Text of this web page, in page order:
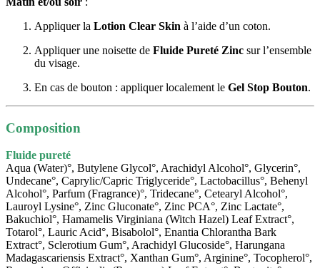
Appliquer la Lotion Clear Skin à l’aide d’un coton.
Appliquer une noisette de Fluide Pureté Zinc sur l’ensemble
du visage.
En cas de bouton : appliquer localement le Gel Stop Bouton.
Composition
Fluide pureté
Aqua (Water)°, Butylene Glycol°, Arachidyl Alcohol°, Glycerin°,
Undecane°, Caprylic/Capric Triglyceride°, Lactobacillus°, Behenyl
Alcohol°, Parfum (Fragrance)°, Tridecane°, Cetearyl Alcohol°,
Lauroyl Lysine°, Zinc Gluconate°, Zinc PCA°, Zinc Lactate°,
Bakuchiol°, Hamamelis Virginiana (Witch Hazel) Leaf Extract°,
Totarol°, Lauric Acid°, Bisabolol°, Enantia Chlorantha Bark
Extract°, Sclerotium Gum°, Arachidyl Glucoside°, Harungana
Madagascariensis Extract°, Xanthan Gum°, Arginine°, Tocopherol°,